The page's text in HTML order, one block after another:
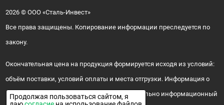
2026 ©ООО «Сталь-Инвест»
Все права защищены. Копирование информации преследуется по
закону.
Окончательная цена на продукция формируется исходя из условий:
объём поставки, условий оплаты и места отгрузки. Информация о
цене и наличии продукции носит исключительно информационный
Продолжая пользоваться сайтом, я